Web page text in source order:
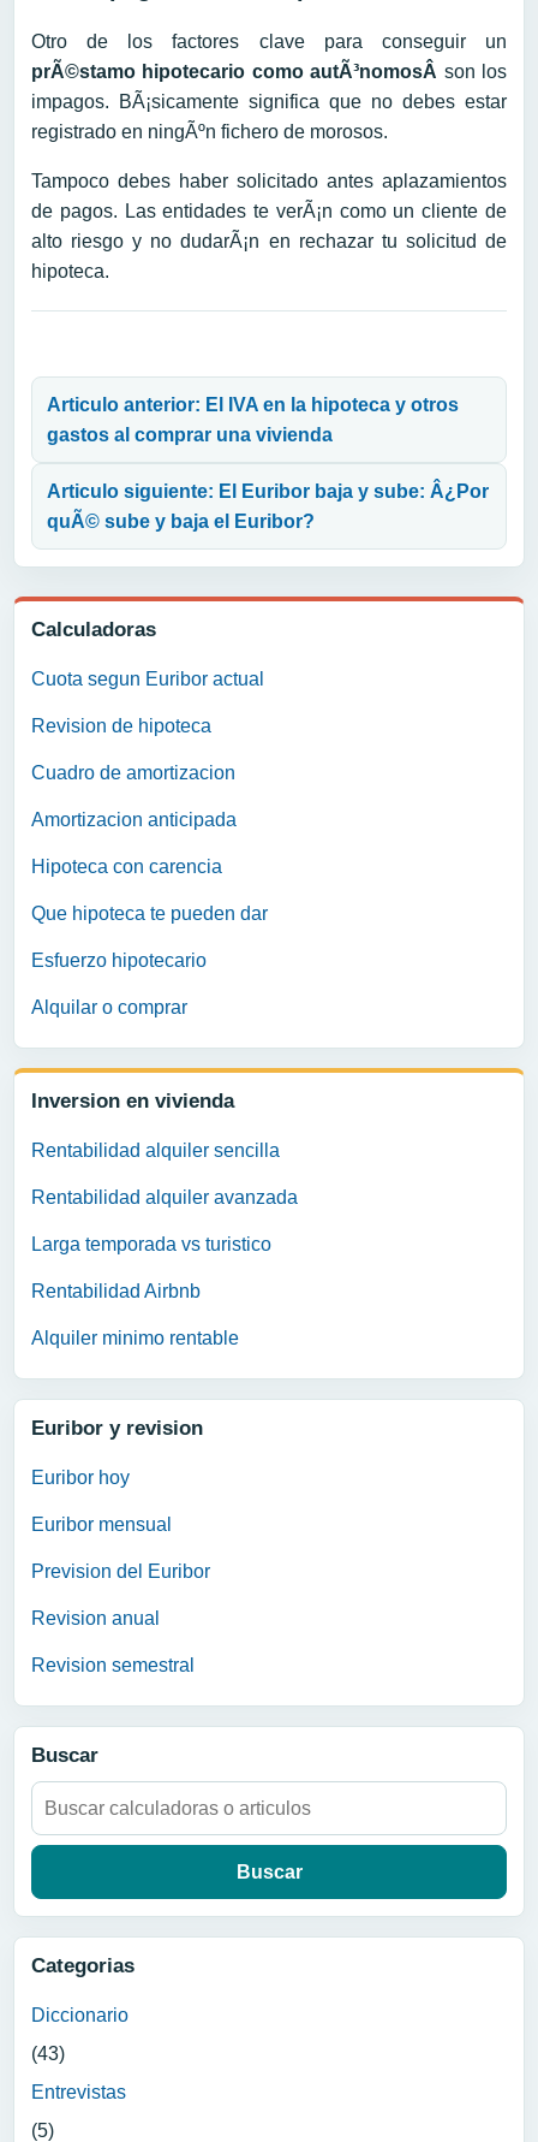
Calculadoras
Cuota segun Euribor actual
Revision de hipoteca
Cuadro de amortizacion
Amortizacion anticipada
Hipoteca con carencia
Que hipoteca te pueden dar
Esfuerzo hipotecario
Alquilar o comprar
Inversion en vivienda
Rentabilidad alquiler sencilla
Rentabilidad alquiler avanzada
Larga temporada vs turistico
Rentabilidad Airbnb
Alquiler minimo rentable
Euribor y revision
Euribor hoy
Euribor mensual
Prevision del Euribor
Revision anual
Revision semestral
Buscar
Buscar:
Categorias
Diccionario
(43)
Entrevistas
(5)
Otro de los factores clave para conseguir un
prÃ©stamo hipotecario como autÃ³nomosÂ son los
impagos. BÃ¡sicamente significa que no debes estar
registrado en ningÃºn fichero de morosos.
Tampoco debes haber solicitado antes aplazamientos
de pagos. Las entidades te verÃ¡n como un cliente de
alto riesgo y no dudarÃ¡n en rechazar tu solicitud de
hipoteca.
Articulo anterior: El IVA en la hipoteca y otros
gastos al comprar una vivienda
Articulo siguiente: El Euribor baja y sube: Â¿Por
quÃ© sube y baja el Euribor?